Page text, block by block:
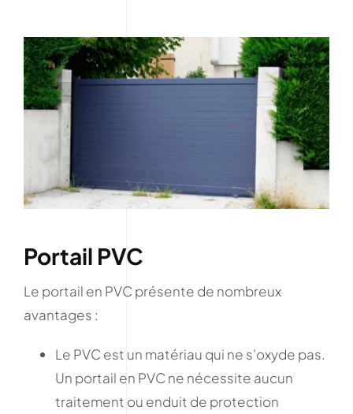
Portail PVC
Le portail en PVC présente de nombreux
avantages :
Le PVC est un matériau qui ne s’oxyde pas.
Un portail en PVC ne nécessite aucun
traitement ou enduit de protection